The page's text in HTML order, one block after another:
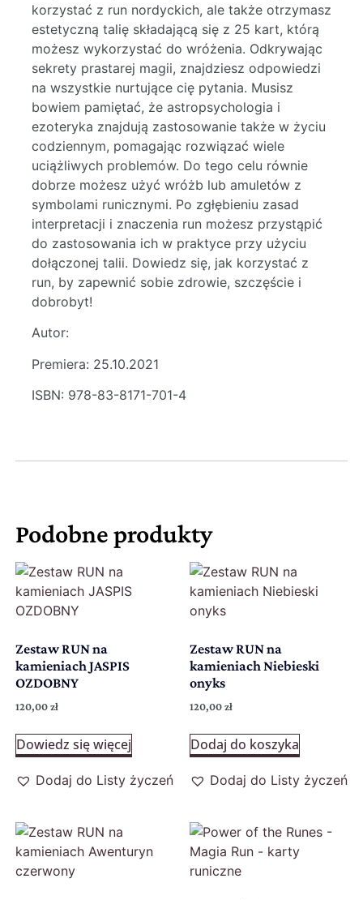
korzystać z run nordyckich, ale także otrzymasz
estetyczną talię składającą się z 25 kart, którą
możesz wykorzystać do wróżenia. Odkrywając
sekrety prastarej magii, znajdziesz odpowiedzi
na wszystkie nurtujące cię pytania. Musisz
bowiem pamiętać, że astropsychologia i
ezoteryka znajdują zastosowanie także w życiu
codziennym, pomagając rozwiązać wiele
uciążliwych problemów. Do tego celu równie
dobrze możesz użyć wróżb lub amuletów z
symbolami runicznymi. Po zgłębieniu zasad
interpretacji i znaczenia run możesz przystąpić
do zastosowania ich w praktyce przy użyciu
dołączonej talii. Dowiedz się, jak korzystać z
run, by zapewnić sobie zdrowie, szczęście i
dobrobyt!
Autor:
Premiera: 25.10.2021
ISBN: 978-83-8171-701-4
Podobne produkty
Zestaw RUN na
kamieniach JASPIS
OZDOBNY
120,00 zł
Dowiedz się więcej
Dodaj do Listy życzeń
Zestaw RUN na
kamieniach Niebieski
onyks
120,00 zł
Dodaj do koszyka
Dodaj do Listy życzeń